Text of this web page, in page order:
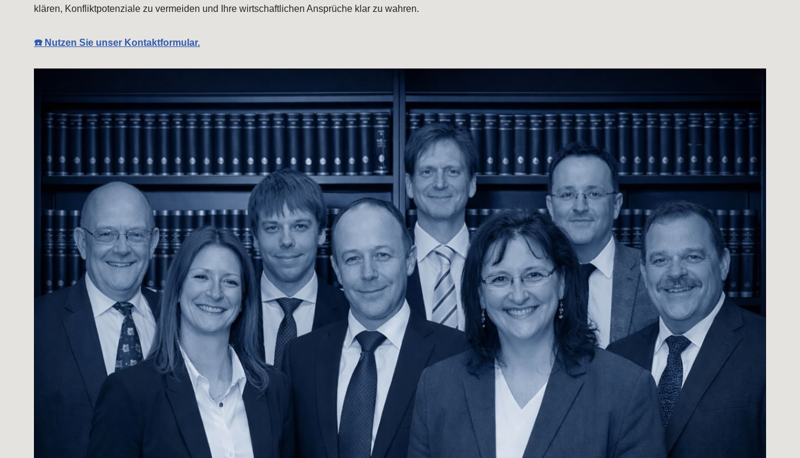
klären, Konfliktpotenziale zu vermeiden und Ihre wirtschaftlichen Ansprüche klar zu wahren.
☎️ Nutzen Sie unser Kontaktformular.